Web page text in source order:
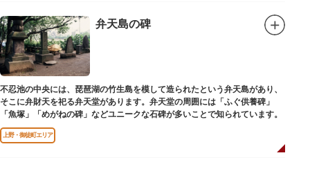
弁天島の碑
不忍池の中央には、琵琶湖の竹生島を模して造られたという弁天島があり、
そこに弁財天を祀る弁天堂があります。弁天堂の周囲には「ふぐ供養碑」
「魚塚」「めがねの碑」などユニークな石碑が多いことで知られています。
上野・御徒町エリア